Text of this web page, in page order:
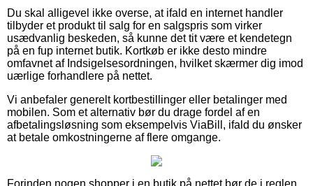
Du skal alligevel ikke overse, at ifald en internet handler
tilbyder et produkt til salg for en salgspris som virker
usædvanlig beskeden, så kunne det tit være et kendetegn
på en fup internet butik. Kortkøb er ikke desto mindre
omfavnet af Indsigelsesordningen, hvilket skærmer dig imod
uærlige forhandlere på nettet.
Vi anbefaler generelt kortbestillinger eller betalinger med
mobilen. Som et alternativ bør du drage fordel af en
afbetalingsløsning som eksempelvis ViaBill, ifald du ønsker
at betale omkostningerne af flere omgange.